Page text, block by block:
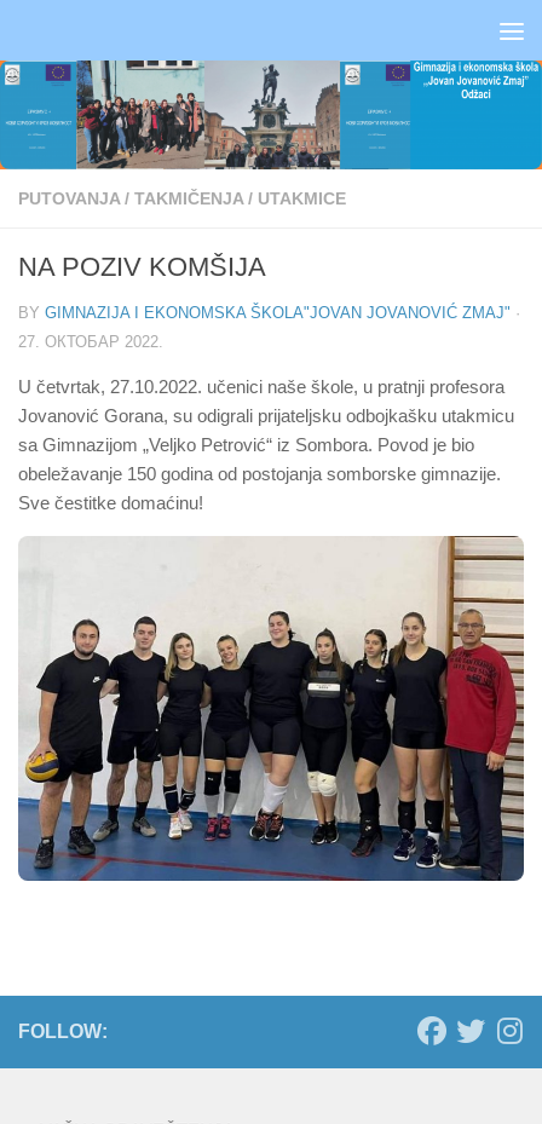
PUTOVANJA / TAKMIČENJA / UTAKMICE
NA POZIV KOMŠIJA
BY GIMNAZIJA I EKONOMSKA ŠKOLA"JOVAN JOVANOVIĆ ZMAJ" ·
27. ОКТОБАР 2022.
U četvrtak, 27.10.2022. učenici naše škole, u pratnji profesora
Jovanović Gorana, su odigrali prijateljsku odbojkašku utakmicu
sa Gimnazijom „Veljko Petrović“ iz Sombora. Povod je bio
obeležavanje 150 godina od postojanja somborske gimnazije.
Sve čestitke domaćinu!
FOLLOW: